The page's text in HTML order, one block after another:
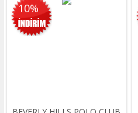
10%